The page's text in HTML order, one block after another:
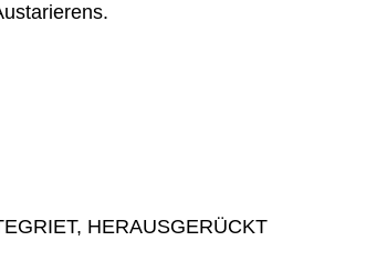
HERAUSGERÜCKT